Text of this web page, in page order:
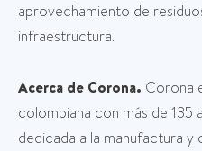
aprovechamiento de
infraestructura.
Acerca de Corona. Corona
colombiana con más de 135
dedicada a la manufactura y